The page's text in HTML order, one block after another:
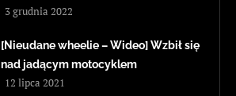
3 grudnia 2022
[Nieudane wheelie – Wideo] Wzbił się
nad jadącym motocyklem
12 lipca 2021